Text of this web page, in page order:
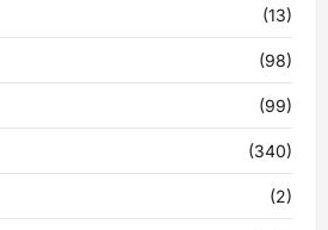
(13)
(98)
(99)
(340)
(2)